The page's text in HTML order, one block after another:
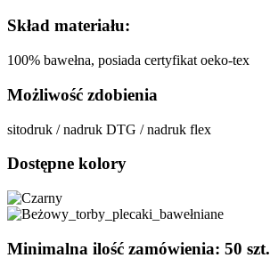
Skład materiału:
100% bawełna, posiada certyfikat oeko-tex
Możliwość zdobienia
sitodruk / nadruk DTG / nadruk flex
Dostępne kolory
Minimalna ilość zamówienia: 50 szt.